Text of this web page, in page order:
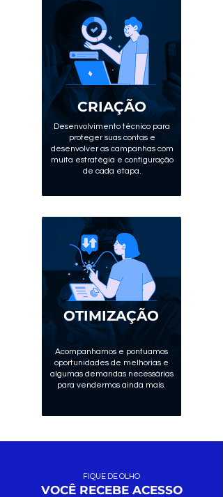
CRIAÇÃO
Desenvolvimento técnico para
proteger suas contas e
desenvolver as campanhas com
muita estratégia e configuração
de cada etapa.
OTIMIZAÇÃO
Acompanhamos e pontuamos
oportunidades de melhorias e
algumas demandas necessárias
para vendermos ainda mais.
FIQUE DE OLHO
VOCÊ RECEBE ACESSO